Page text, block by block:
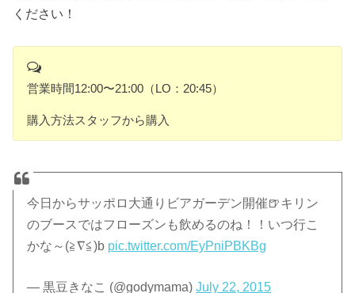
ください！
営業時間12:00〜21:00（LO：20:45）
購入方法スタッフから購入
今日からサッポロ大通りビアガーデン開催🍺キリン
のブースではフローズンも飲めるのね！！いつ行こ
かな～(≧∇≦)b pic.twitter.com/EyPniPBKBg
— 黒豆きなこ (@godymama)July 22, 2015